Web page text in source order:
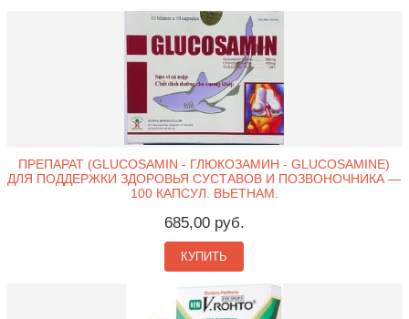
ПРЕПАРАТ (GLUCOSAMIN - ГЛЮКОЗАМИН - GLUCOSAMINE)
ДЛЯ ПОДДЕРЖКИ ЗДОРОВЬЯ СУСТАВОВ И ПОЗВОНОЧНИКА —
100 КАПСУЛ. ВЬЕТНАМ.
685,00 руб.
КУПИТЬ